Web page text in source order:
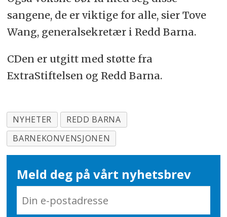
sangene, de er viktige for alle, sier Tove
Wang, generalsekretær i Redd Barna.
CDen er utgitt med støtte fra
ExtraStiftelsen og Redd Barna.
NYHETER
REDD BARNA
BARNEKONVENSJONEN
Meld deg på vårt nyhetsbrev